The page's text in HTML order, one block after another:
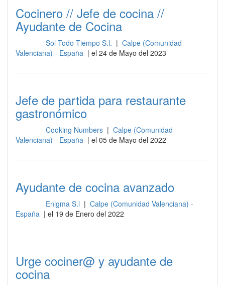
Cocinero // Jefe de cocina //
Ayudante de Cocina
Sol Todo Tiempo S.l. | Calpe (Comunidad
Valenciana) - España | el 24 de Mayo del 2023
Jefe de partida para restaurante
gastronómico
Cooking Numbers | Calpe (Comunidad
Valenciana) - España | el 05 de Mayo del 2022
Ayudante de cocina avanzado
Enigma S.l | Calpe (Comunidad Valenciana) -
España | el 19 de Enero del 2022
Urge cociner@ y ayudante de
cocina